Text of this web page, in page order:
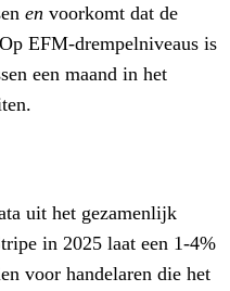
en voorkomt dat de
EFM-drempelniveaus is
een maand in het
uit het gezamenlijk
in 2025 laat een 1-4%
voor handelaren die het